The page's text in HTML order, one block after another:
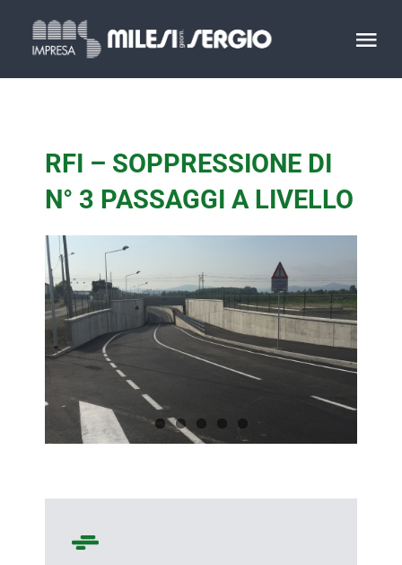
IL GRUPPO
PRODUZIONI
CONTATTACI
RFI – SOPPRESSIONE DI
N° 3 PASSAGGI A LIVELLO